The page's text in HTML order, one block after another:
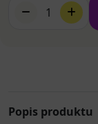
1
Popis produktu